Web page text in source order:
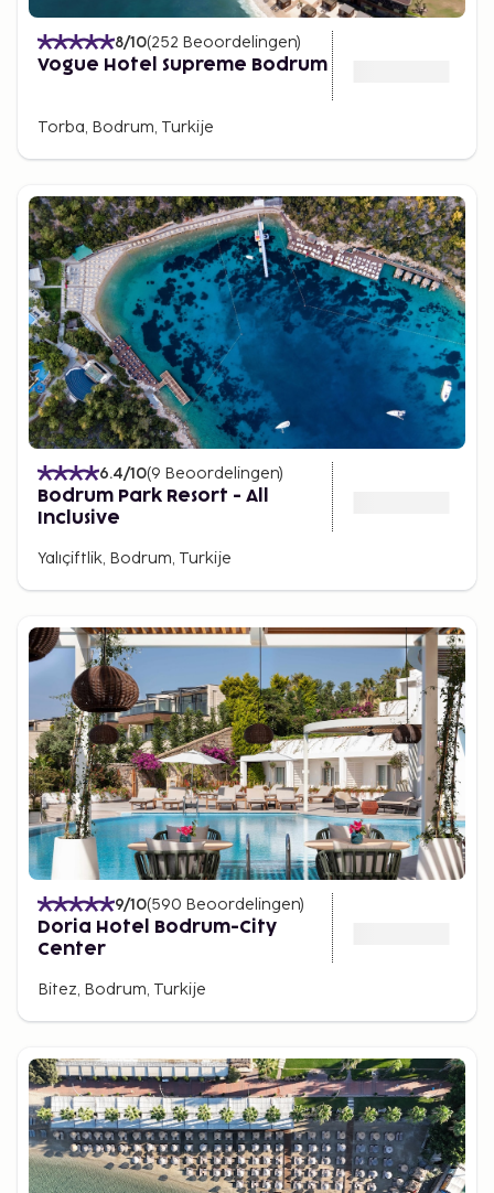
8/10(252 Beoordelingen)
Vogue Hotel Supreme Bodrum
Torba, Bodrum, Turkije
6.4/10(9 Beoordelingen)
Bodrum Park Resort - All
Inclusive
Yalıçiftlik, Bodrum, Turkije
9/10(590 Beoordelingen)
Doria Hotel Bodrum-City
Center
Bitez, Bodrum, Turkije